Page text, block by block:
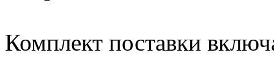
Комплект поставки